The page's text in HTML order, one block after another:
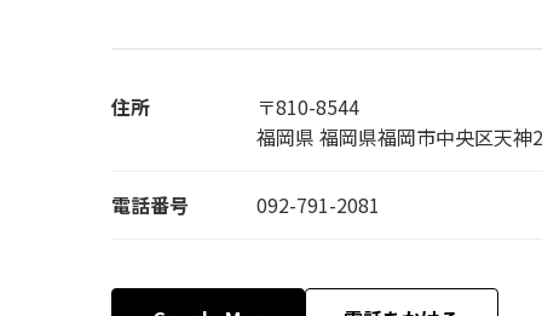
住所
〒810-8544
福岡県 福岡県福岡市中央区天
電話番号 092-791-2081